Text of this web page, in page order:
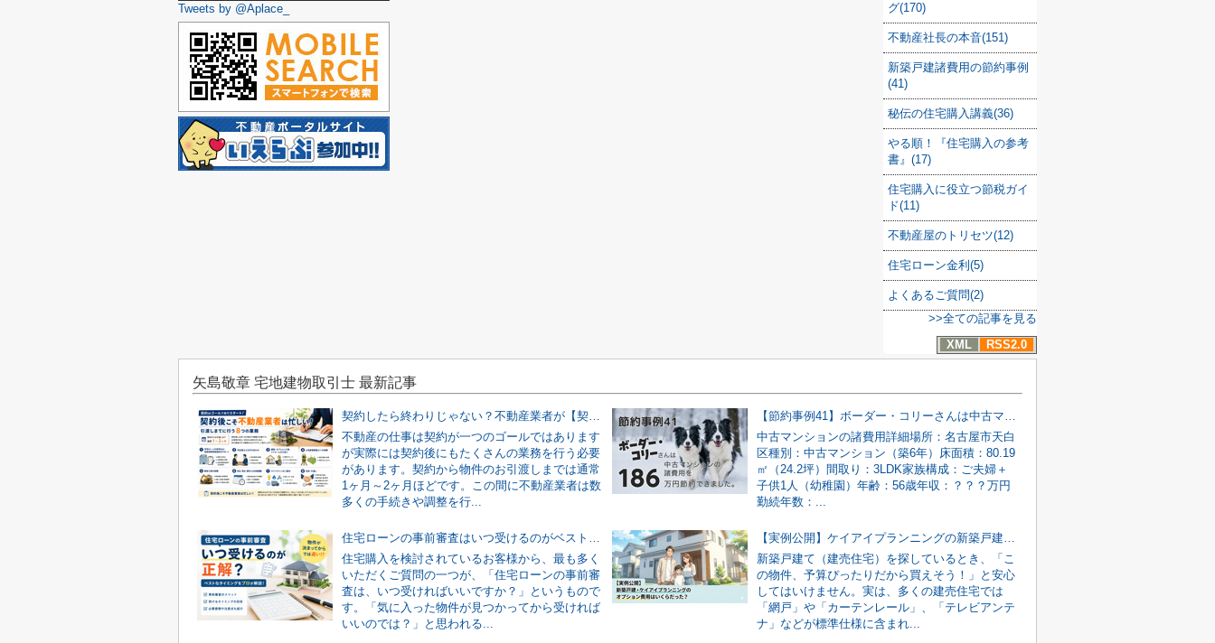
グ(170)
不動産社長の本音(151)
新築戸建諸費用の節約事例
(41)
秘伝の住宅購入講義(36)
やる順！『住宅購入の参考
書』(17)
住宅購入に役立つ節税ガイ
ド(11)
不動産屋のトリセツ(12)
住宅ローン金利(5)
よくあるご質問(2)
>>全ての記事を見る
XML
RSS2.0
Tweets by @Aplace_
矢島敬章 宅地建物取引士 最新記事
契約したら終わりじゃない？不動産業者が【契約後〜引渡しまで】に行う裏側の仕事
不動産の仕事は契約が一つのゴールではあります
が実際には契約後にもたくさんの業務を行う必要
があります。契約から物件のお引渡しまでは通常
1ヶ月～2ヶ月ほどです。この間に不動産業者は数
多くの手続きや調整を行...
【節約事例41】ボーダー・コリーさんは中古マンションの諸費用を186万円安くできました！
中古マンションの諸費用詳細場所：名古屋市天白
区種別：中古マンション（築6年）床面積：80.19
㎡（24.2坪）間取り：3LDK家族構成：ご夫婦＋
子供1人（幼稚園）年齢：56歳年収：？？？万円
勤続年数：...
住宅ローンの事前審査はいつ受けるのがベスト？「物件が決まってから」では遅い理由を解説
住宅購入を検討されているお客様から、最も多く
いただくご質問の一つが、「住宅ローンの事前審
査は、いつ受ければいいですか？」というもので
す。「気に入った物件が見つかってから受ければ
いいのでは？」と思われる...
【実例公開】ケイアイプランニングの新築戸建のオプション工事は〇〇〇万円でした！
新築戸建て（建売住宅）を探しているとき、「こ
の物件、予算ぴったりだから買えそう！」と安心
してはいけません。実は、多くの建売住宅では
「網戸」や「カーテンレール」、「テレビアンテ
ナ」などが標準仕様に含まれ...